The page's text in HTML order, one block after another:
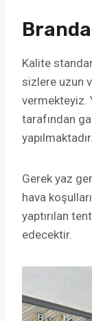
Kalite
sizlere uzun
vermekteyiz.
tarafından
yapılmaktadır.
Gerek yaz
hava
yaptırılan
edecektir.